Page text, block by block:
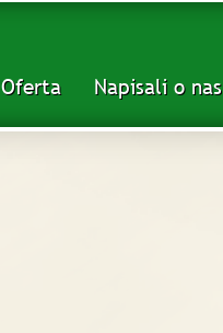
Oferta Napisali o nas